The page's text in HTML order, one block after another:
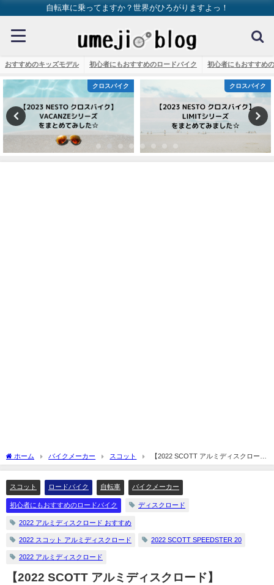
自転車に乗ってますか？世界がひろがりますよっ！
おすすめのキッズモデル 初心者にもおすすめのロードバイク 初心者にもおすすめ
イク クロスバイク クロ
ホーム バイクメーカー スコット
【2022 SCOTT アルミディスクロー
ド】SPEEDSTER 20を解説してみます☆
スコット ロードバイク 自転車 バイクメーカー
初心者にもおすすめのロードバイク ディスクロード
2022 アルミディスクロード おすすめ
2022 スコット アルミディスクロード 2022 SCOTT SPEEDSTER 20
2022 アルミディスクロード
【2022 SCOTT アルミディスクロード】